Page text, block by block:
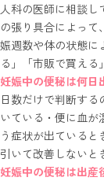
人科の医師に相談し
の張り具合によっ
娠週数や体の状態に
る」「市販で買える
妊娠中の便秘は何日
日数だけで判断す
いている・便に血
う症状が出ている
引いて改善しないと
妊娠中の便秘は出産